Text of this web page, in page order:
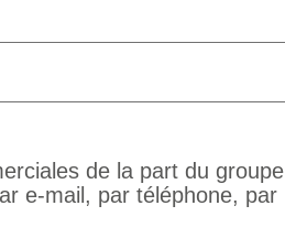
de la part du groupe
e-mail, par téléphone, par